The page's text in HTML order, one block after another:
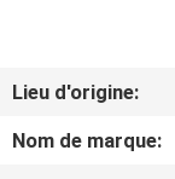
SUJET
DE
Lieu d'origine:
Nom de marque: